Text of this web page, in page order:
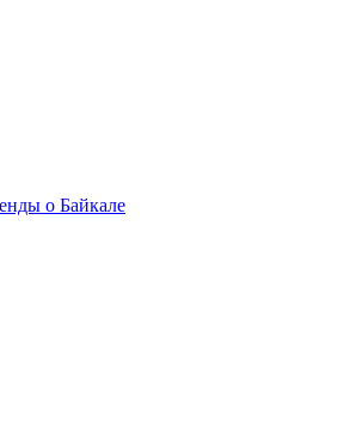
о Байкале